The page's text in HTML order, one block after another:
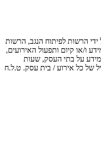
הרשות לפיתוח הנגב, הרשות
ו/או קיום ותפעול האירועים,
מידע על בתי העסק, שעות
של כל אירוע / בית עסק. ט.ל.ח